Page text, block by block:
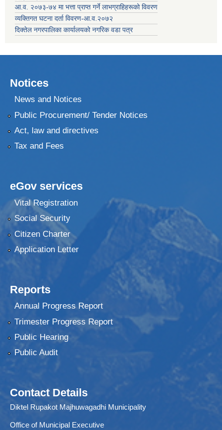
आ.व. २०७३-७४ मा भत्ता प्राप्त गर्ने लाभग्राहिहरूको विवरण
व्यक्तिगत घटना दर्ता विवरण-आ.व.२०७२
दिक्तेल नगरपालिका कार्यालयको नगरिक वडा पत्र
Notices
News and Notices
Public Procurement/ Tender Notices
Act, law and directives
Tax and Fees
eGov services
Vital Registration
Social Security
Citizen Charter
Application Letter
Reports
Annual Progress Report
Trimester Progress Report
Public Hearing
Public Audit
Contact Details
Diktel Rupakot Majhuwagadhi Municipality
Office of Municipal Executive